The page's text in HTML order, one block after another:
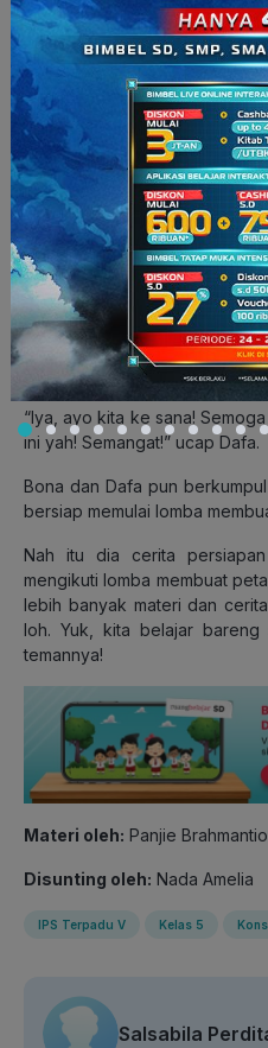
sangat luas, yaitu 3.273.8
Dafa menutup petanya dan
deh! Ternyata unsur dalam
melihat kondisi geografis
“Iya. Kitakan udah selesai
Indonesia berdasarkan peta.
nanti?” tanya Bona.
“Udah gakterlalusih,
yang sudah dipelajari. Aku
ucap Dafa dengan lebih
Bona melihat peserta lain
mereka, “Lihat, kayaknya
“Iya, ayo kita ke sana!
ini yah! Semangat!” ucap Dafa.
Bona dan Dafa pun
bersiap memulai lomba
Nah itu dia cerita
mengikuti lomba membuat
lebih banyak materi dan
loh. Yuk, kita belajar bareng
temannya!
Materi oleh: Panjie Brahmantio
Disunting oleh: Nada Amelia
IPS Terpadu V Kelas 5
Salsabila